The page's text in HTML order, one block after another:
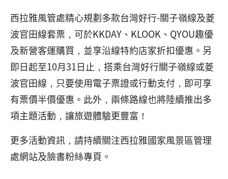
西拉雅風管處精心規劃多款台灣好行-關子嶺線及菱
波官田線套票，可於KKDAY、KLOOK、QYOU趣優
及新營客運購買，並享沿線特約店家折扣優惠。另
即日起至10月31日止，搭乘台灣好行關子嶺線或菱
波官田線，只要使用電子票證或行動支付，即可享
有票價半價優惠。此外，兩條路線也將陸續推出多
項主題活動，讓旅遊體驗更豐富！
更多活動資訊，請持續關注西拉雅國家風景區管理
處網站及臉書粉絲專頁。